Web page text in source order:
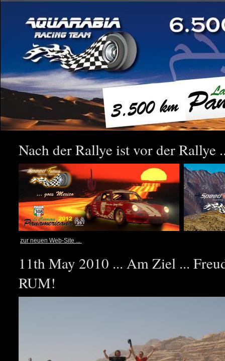
Nach der Rallye ist vor der Rallye
zur neuen Web-Site ...
11th May 2010 ... Am Ziel ...
RUM!